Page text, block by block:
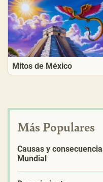
Mitos de México
Más Populares
Causas y
Mundial